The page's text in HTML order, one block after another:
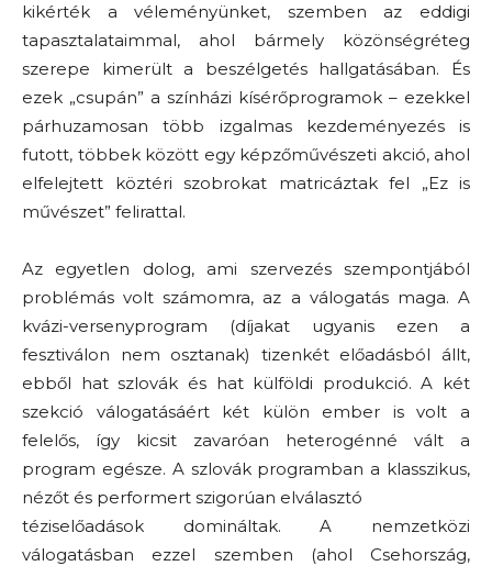
kikérték a véleményünket, szemben az eddigi
tapasztalataimmal, ahol bármely közönségréteg
szerepe kimerült a beszélgetés hallgatásában. És
ezek „csupán” a színházi kísérőprogramok – ezekkel
párhuzamosan több izgalmas kezdeményezés is
futott, többek között egy képzőművészeti akció, ahol
elfelejtett köztéri szobrokat matricáztak fel „Ez is
művészet” felirattal.
Az egyetlen dolog, ami szervezés szempontjából
problémás volt számomra, az a válogatás maga. A
kvázi-versenyprogram (díjakat ugyanis ezen a
fesztiválon nem osztanak) tizenkét előadásból állt,
ebből hat szlovák és hat külföldi produkció. A két
szekció válogatásáért két külön ember is volt a
felelős, így kicsit zavaróan heterogénné vált a
program egésze. A szlovák programban a klasszikus,
nézőt és performert szigorúan elválasztó
téziselőadások domináltak. A nemzetközi
válogatásban ezzel szemben (ahol Csehország,